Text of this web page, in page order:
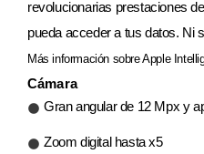
revolucionarias prestaciones
pueda acceder a tus datos. Ni
Más información sobre Apple
Cámara
Gran angular de 12 Mpx y
Zoom digital hasta x5